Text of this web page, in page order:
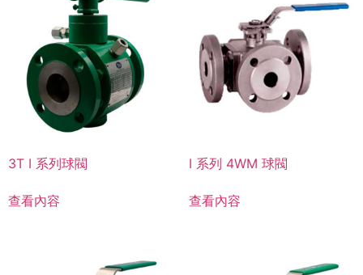
3T I 系列球閥
查看內容
I 系列 4WM 球閥
查看內容